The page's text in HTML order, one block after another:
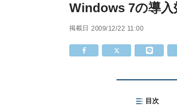
Windows 7の導入
掲載日 2009/12/22 11:00
目次